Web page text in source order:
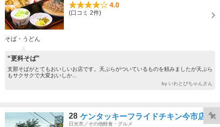
4.0
(口コミ 2件)
そば・うどん
“更科そば”
支那そばがとてもおいしいお店です。天ぷらがついているものを頼みましたが天ぷら
もサクサクで大変おいしか...
by いわとびちゃんさん
28 ケンタッキーフライドチキン今市店
日光市／その他軽食・グルメ